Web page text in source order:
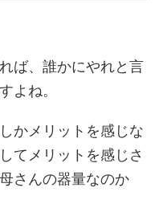
ば、誰かにやれと言
よね。
かメリットを感じな
てメリットを感じさ
さんの器量なのか